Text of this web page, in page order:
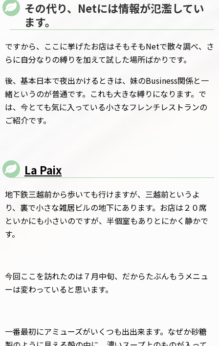
その代り、Netには情報が氾濫してい
ます。
ですから、ここに挙げたお店はそもそもNetで散々調べ、さ
らに自分なりの縛りを加えて試した場所ばかりです。
後、基本日本で夜出かけるときは、妹のBusiness関係と一
緒というのが普通です。これも大きな縛りになります。で
は、今とても気に入っている小さなフレンチレストランの
ご紹介です。
La Paix
地下鉄三越前から歩いても行けますが、三越前というよ
り、裏で小さな雑居ビルの地下にあります。お店は２０席
といかにも小さいのですが、半個室もありとにかく静かで
す。
今回ここを訪れたのは７月中旬、だからたぶんもうメニュ
ーは変わっていると思います。
一番最初にアミューズがいくつも出出来ます。なぜか砂糖